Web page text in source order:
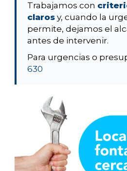
Trabajamos con
claros y, cuando la
permite, dejamos el
antes de intervenir.
Para urgencias o
630